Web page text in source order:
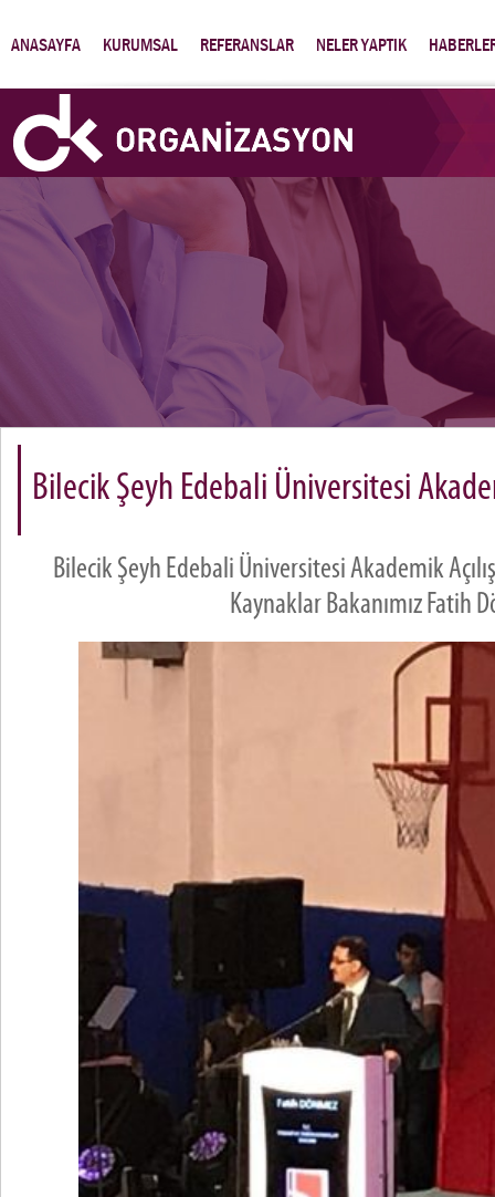
ANASAYFA KURUMSAL REFERANSLAR NELER YAPTIK
Bilecik Şeyh Edebali Üniversitesi
Bilecik Şeyh Edebali Üniversitesi Akademik
Kaynaklar Bakanımız Fatih